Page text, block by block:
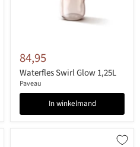
84,95
Waterfles Swirl Glow 1,25L
Paveau
In winkelmand